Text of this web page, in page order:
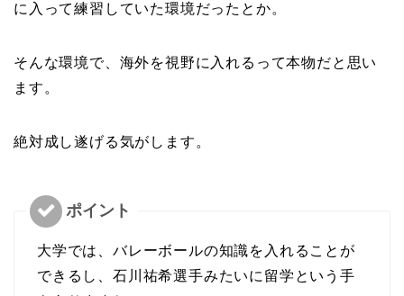
に入って練習していた環境だったとか。
そんな環境で、海外を視野に入れるって本物だと思い
ます。
絶対成し遂げる気がします。
大学では、バレーボールの知識を入れることが
できるし、石川祐希選手みたいに留学という手